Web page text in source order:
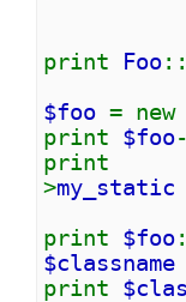
print Foo::
$foo = new
print $foo
>my_static
print $foo
$classname
print